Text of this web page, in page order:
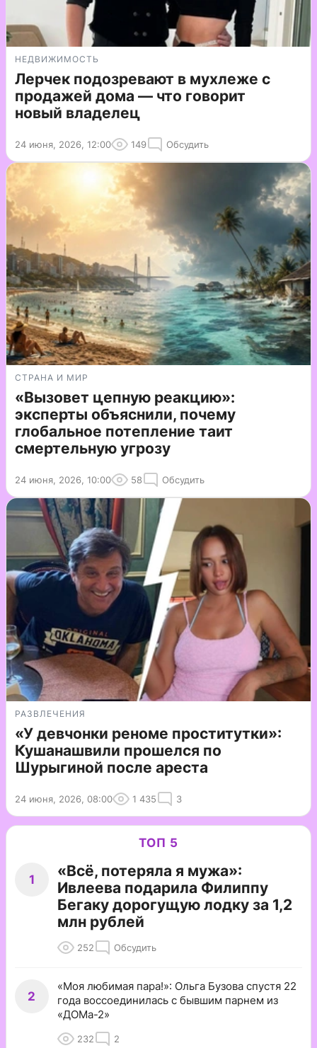
НЕДВИЖИМОСТЬ
Лерчек подозревают в мухлеже с
продажей дома — что говорит
новый владелец
24 июня, 2026, 12:00 149 Обсудить
СТРАНА И МИР
«Вызовет цепную реакцию»:
эксперты объяснили, почему
глобальное потепление таит
смертельную угрозу
24 июня, 2026, 10:00 58 Обсудить
РАЗВЛЕЧЕНИЯ
«У девчонки реноме проститутки»:
Кушанашвили прошелся по
Шурыгиной после ареста
24 июня, 2026, 08:00 1 435 3
ТОП 5
1
«Всё, потеряла я мужа»:
Ивлеева подарила Филиппу
Бегаку дорогущую лодку за 1,2
млн рублей
252 Обсудить
2
«Моя любимая пара!»: Ольга Бузова спустя 22
года воссоединилась с бывшим парнем из
«ДОМа-2»
232 2